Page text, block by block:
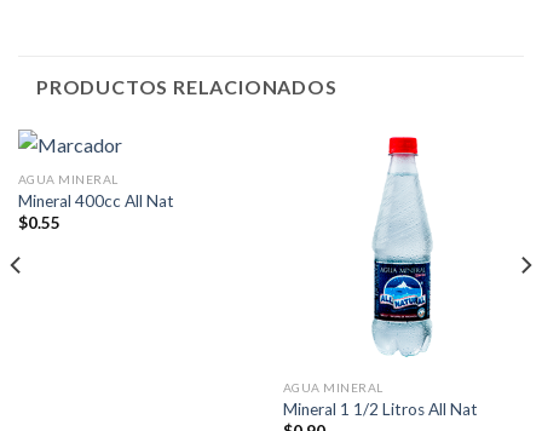
PRODUCTOS RELACIONADOS
AGUA MINERAL
Mineral 400cc All Nat
$0.55
AGUA MINERAL
Mineral 1 1/2 Litros All Nat